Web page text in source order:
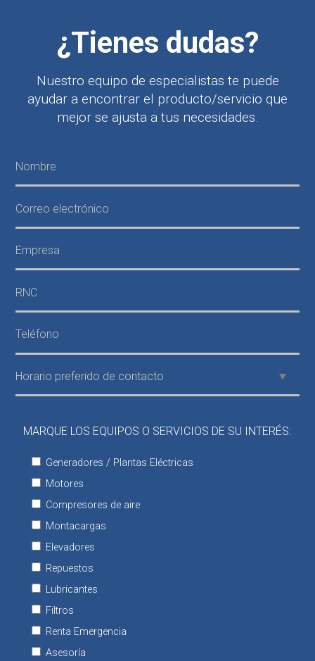
¿Tienes dudas?
Nuestro equipo de especialistas te puede
ayudar a encontrar el producto/servicio que
mejor se ajusta a tus necesidades.
MARQUE LOS EQUIPOS O SERVICIOS DE SU INTERÉS:
Generadores / Plantas Eléctricas
Motores
Compresores de aire
Montacargas
Elevadores
Repuestos
Lubricantes
Filtros
Renta Emergencia
Asesoría